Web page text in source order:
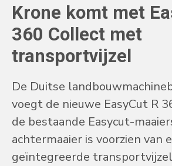
Krone komt met
360 Collect met
transportvijzel
De Duitse
voegt de nieuwe EasyCut R
de bestaande Easycut-
achtermaaier is voorzien van
geïntegreerde